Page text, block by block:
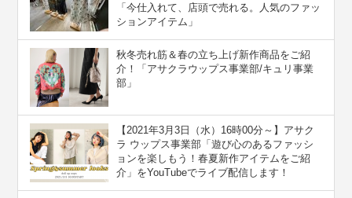
「今仕入れて、店頭で売れる。人気のファッ
ションアイテム」
秋冬売れ筋＆春の立ち上げ新作商品をご紹
介！「アサクラウップス事業部/キュリ事業
部」
【2021年3月3日（水）16時00分～】アサク
ラ ウップス事業部「遊び心のあるファッシ
ョンを楽しもう！春夏新作アイテムをご紹
介」をYouTubeでライブ配信します！